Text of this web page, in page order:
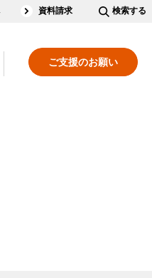
資料請求 検索する
ご支援のお願い